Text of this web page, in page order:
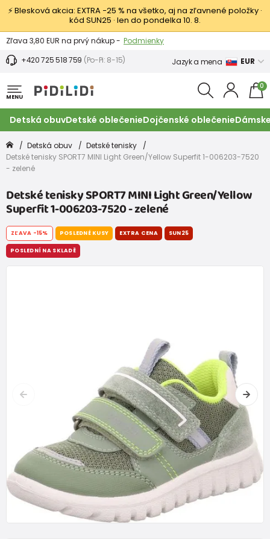
⚡ Blesková akcia: EXTRA −25 % na všetko, aj na zľavnené položky ·
kód SUN25 · len do pondelka 10. 8.
Výmena a vrátenie tovaru - Zobraziť
Zľava 3,80 EUR na prvý nákup - Podmienky
+420 725 518 759 (Po-Pi: 8-15) Jazyk a mena EUR
MENU
0
Detská obuvDetské oblečenieDojčenské oblečenie
Detská obuv
Detské tenisky
Detské tenisky SPORT7 MINI Light Green/Yellow Superfit 1-006203-7520
- zelené
Detské tenisky SPORT7 MINI Light Green/Yellow
Superfit 1-006203-7520 - zelené
ZĽAVA -15% POSLEDNÉ KUSY EXTRA CENA SUN25
POSLEDNÍ NA SKLADĚ